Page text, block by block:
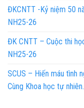
ĐKCNTT -Kỷ niệm 50
NH25-26
ĐK CNTT – Cuộc thi
NH25-26
SCUS – Hiến máu tình
Cùng Khoa học tự nhiên.